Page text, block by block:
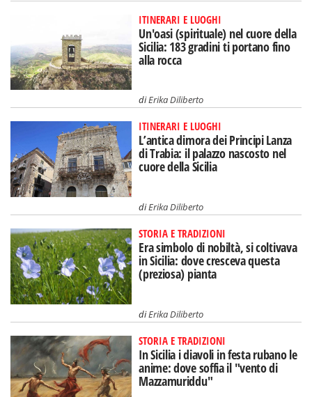
ITINERARI E LUOGHI
Un'oasi (spirituale) nel cuore della
Sicilia: 183 gradini ti portano fino
alla rocca
diErika Diliberto
ITINERARI E LUOGHI
L’antica dimora dei Principi Lanza
di Trabia: il palazzo nascosto nel
cuore della Sicilia
diErika Diliberto
STORIA E TRADIZIONI
Era simbolo di nobiltà, si coltivava
in Sicilia: dove cresceva questa
(preziosa) pianta
diErika Diliberto
STORIA E TRADIZIONI
In Sicilia i diavoli in festa rubano le
anime: dove soffia il "vento di
Mazzamuriddu"